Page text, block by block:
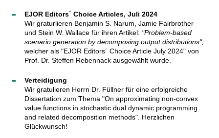
EJOR Editors´ Choice Articles, Juli 2024
Wir graturlieren Benjamin S. Narum, Jamie Fairbrother
und Stein W. Wallace für ihren Artikel: "Problem-based
scenario generation by decomposing output distributions",
welcher als "EJOR Editors´ Choice Article July 2024" von
Prof. Dr. Steffen Rebennack ausgewählt wurde.
Verteidigung
Wir gratulieren Herrn Dr. Füllner für eine erfolgreiche
Dissertation zum Thema "On approximating non-convex
value functions in stochastic dual dynamic programming
and related decomposition methods". Herzlichen
Glückwunsch!